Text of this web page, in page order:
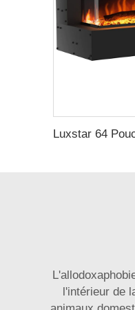
l'intérieur de